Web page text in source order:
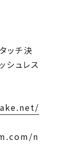
ッチ決
シュレス
n